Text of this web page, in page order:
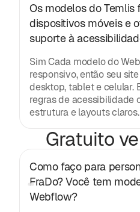
Os modelos do Temlis
dispositivos móveis e
suporte à
Sim Cada modelo do
responsivo, então seu
desktop, tablet e celular.
regras de acessibilidade
estrutura e layouts claros.
Gratuito
Como faço para
FraDo? Você tem
Webflow?